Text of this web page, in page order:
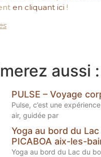
en cliquant ici !
aussi :
PULSE – Voyage
Pulse, c’est une
air, guidée par
Yoga au bord du
PICABOA aix-les-
Yoga au bord du Lac du